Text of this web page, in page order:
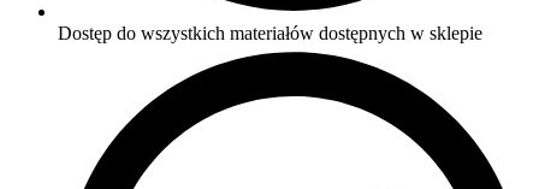
Dostęp do wszystkich materiałów dostępnych w sklepie